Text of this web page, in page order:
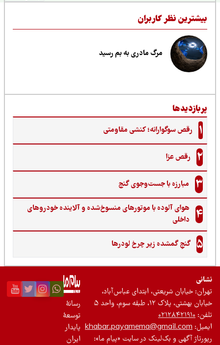
نظر کاربران
مرگ مادری به بم رسید
رقص سوگوارانه؛ کنشی مقاومتی
رقص عزا
مبارزه با جست‌وجوی گنج‌
هوای آلوده با موتورهای منسوخ‌شده و آلاینده خودروهای
داخلی
گنجِ گمشده زیر چرخ لودرها
خیابان شریعتی، ابتدای عباس‌آباد،
بهشتی، پلاک ۱۲، طبقه سوم، واحد ۵
۰۲۱۲۸۴۲۱۹۱۰
khabar.payamema@gmail.com
آگهی و بک‌لینک در سایت «پیام ما»:
رسانۀ
توسعۀ
پایدار
ایران